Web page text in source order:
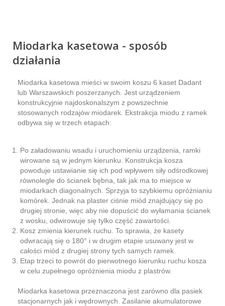
Miodarka kasetowa - sposób
działania
Miodarka kasetowa mieści w swoim koszu 6 kaset Dadant
lub Warszawskich poszerzanych. Jest urządzeniem
konstrukcyjnie najdoskonalszym z powszechnie
stosowanych rodzajów miodarek. Ekstrakcja miodu z ramek
odbywa się w trzech etapach:
Po załadowaniu wsadu i uruchomieniu urządzenia, ramki
wirowane są w jednym kierunku. Konstrukcja kosza
powoduje ustawianie się ich pod wpływem siły odśrodkowej
równolegle do ścianek bębna, tak jak ma to miejsce w
miodarkach diagonalnych. Sprzyja to szybkiemu opróżnianiu
komórek. Jednak na plaster ciśnie miód znajdujący się po
drugiej stronie, więc aby nie dopuścić do wyłamania ścianek
z wosku, odwirowuje się tylko część zawartości.
Kosz zmienia kierunek ruchu. To sprawia, że kasety
odwracają się o 180° i w drugim etapie usuwany jest w
całości miód z drugiej strony tych samych ramek.
Etap trzeci to powrót do pierwotnego kierunku ruchu kosza
w celu zupełnego opróżnienia miodu z plastrów.
Miodarka kasetowa przeznaczona jest zarówno dla pasiek
stacjonarnych jak i wędrownych. Zasilanie akumulatorowe